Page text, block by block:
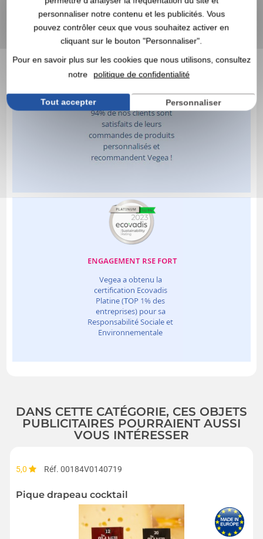
DANS CETTE CATÉGORIE, CES OBJETS
PUBLICITAIRES POURRAIENT AUSSI
VOUS INTÉRESSER
5,0 Réf. 00184V0140719
Pique drapeau cocktail
personnaliser notre contenu et les publicités. Vous
pouvez contrôler ceux que vous souhaitez activer en
cliquant sur le bouton "Personnaliser".
Pour en savoir plus sur les cookies que nous utilisons, consultez
notre
politique de confidentialité
Tout accepter Personnaliser